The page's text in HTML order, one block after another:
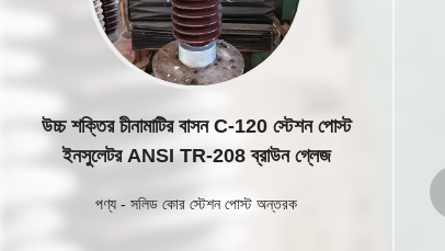
উচ্চ শক্তির চীনামাটির বাসন C-120 স্টেশন পোস্ট
ইনসুলেটর ANSI TR-208 ব্রাউন গ্লেজ
পণ্য - সলিড কোর স্টেশন পোস্ট অন্তরক